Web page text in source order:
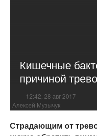
Кишечные
причиной
12:42, 28 авг 2017
Алексей Музычук
Страдающим от